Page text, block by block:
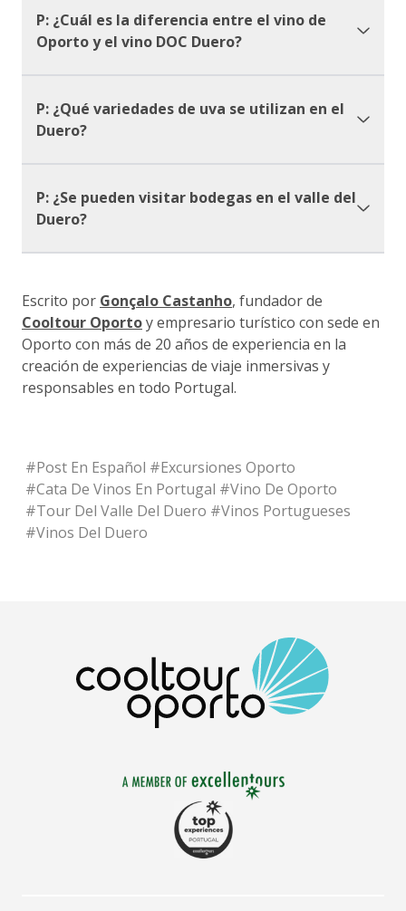
P: ¿Cuál es la diferencia entre el vino de
Oporto y el vino DOC Duero?
P: ¿Qué variedades de uva se utilizan en el
Duero?
P: ¿Se pueden visitar bodegas en el valle del
Duero?
Escrito por Gonçalo Castanho, fundador de
Cooltour Oportoy empresario turístico con sede en
Oporto con más de 20 años de experiencia en la
creación de experiencias de viaje inmersivas y
responsables en todo Portugal.
#Post En Español #Excursiones Oporto
#Cata De Vinos En Portugal #Vino De Oporto
#Tour Del Valle Del Duero #Vinos Portugueses
#Vinos Del Duero